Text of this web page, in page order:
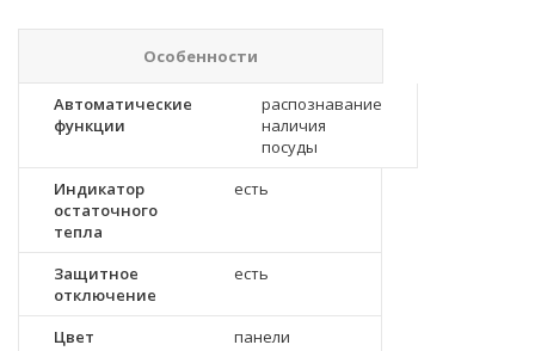
Особенности
Автоматические
функции
распознавание
наличия
посуды
Индикатор
остаточного
тепла
есть
Защитное
отключение
есть
Цвет
панели